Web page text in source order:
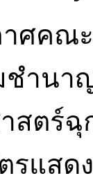
าศคณ
ชำนา
สตร์ฉุ
รแสด